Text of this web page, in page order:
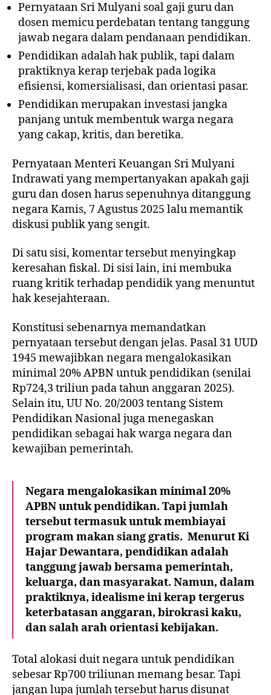
Pernyataan Sri Mulyani soal gaji guru dan
dosen memicu perdebatan tentang tanggung
jawab negara dalam pendanaan pendidikan.
Pendidikan adalah hak publik, tapi dalam
praktiknya kerap terjebak pada logika
efisiensi, komersialisasi, dan orientasi pasar.
Pendidikan merupakan investasi jangka
panjang untuk membentuk warga negara
yang cakap, kritis, dan beretika.
Pernyataan Menteri Keuangan Sri Mulyani
Indrawati yang mempertanyakan apakah gaji
guru dan dosen harus sepenuhnya ditanggung
negara Kamis, 7 Agustus 2025 lalu memantik
diskusi publik yang sengit.
Di satu sisi, komentar tersebut menyingkap
keresahan fiskal. Di sisi lain, ini membuka
ruang kritik terhadap pendidik yang menuntut
hak kesejahteraan.
Konstitusi sebenarnya memandatkan
pernyataan tersebut dengan jelas. Pasal 31 UUD
1945 mewajibkan negara mengalokasikan
minimal 20% APBN untuk pendidikan (senilai
Rp724,3 triliun pada tahun anggaran 2025).
Selain itu, UU No. 20/2003 tentang Sistem
Pendidikan Nasional juga menegaskan
pendidikan sebagai hak warga negara dan
kewajiban pemerintah.
Negara mengalokasikan minimal 20%
APBN untuk pendidikan. Tapi jumlah
tersebut termasuk untuk membiayai
program makan siang gratis. Menurut Ki
Hajar Dewantara, pendidikan adalah
tanggung jawab bersama pemerintah,
keluarga, dan masyarakat. Namun, dalam
praktiknya, idealisme ini kerap tergerus
keterbatasan anggaran, birokrasi kaku,
dan salah arah orientasi kebijakan.
Total alokasi duit negara untuk pendidikan
sebesar Rp700 triliunan memang besar. Tapi
jangan lupa jumlah tersebut harus disunat